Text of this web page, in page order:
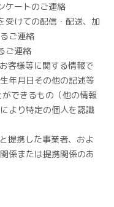
ケートのご連絡
受けての配信・配送、加
ご連絡
ご連絡
客様等に関する情報で
年月日その他の記述等
できるもの（他の情報
より特定の個人を認識
提携した事業者、およ
係または提携関係のあ